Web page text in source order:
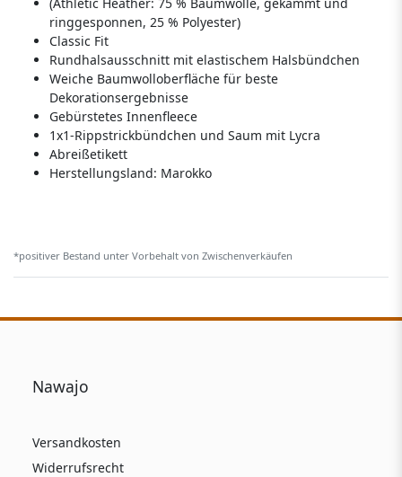
ringgesponnen, 25 % Polyester)
Classic Fit
Rundhalsausschnitt mit elastischem Halsbündchen
Weiche Baumwolloberfläche für beste
Dekorationsergebnisse
Gebürstetes Innenfleece
1x1-Rippstrickbündchen und Saum mit Lycra
Abreißetikett
Herstellungsland: Marokko
*positiver Bestand unter Vorbehalt von Zwischenverkäufen
Nawajo
Versandkosten
Widerrufsrecht